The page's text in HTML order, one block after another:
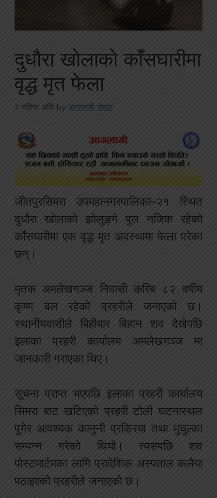
दुधौरा खोलाको काँसघारीमा
वृद्ध मृत फेला
२ महिना अघि by जानकारी नेपाल
जीतपुरसिमरा उपमहानगरपालिका–२१ स्थित
दुधौरा खोलाको झोलुङ्गे पुल नजिक रहेको
काँसघारीमा एक वृद्ध मृत अवस्थामा फेला परेका
छन्।
मृतक अमलेखगञ्ज निवासी करिब ८२ वर्षीय
कृष्ण बल रहेको प्रहरीले जनाएको छ।
स्थानीयवासीले बिहीबार बिहान शव देखेपछि
इलाका प्रहरी कार्यालय अमलेखगञ्ज मा
जानकारी गराएका थिए।
सूचना प्राप्त भएपछि इलाका प्रहरी कार्यालय
सिमरा बाट खटिएको प्रहरी टोली घटनास्थल
पुगेर आवश्यक कानुनी प्रक्रिया तथा मुचुल्का
सम्पन्न गरेको थियो। त्यसपछि शव
पोस्टमार्टमका लागि प्रादेशिक अस्पताल कलैया
पठाइएको प्रहरीले जनाएको छ।